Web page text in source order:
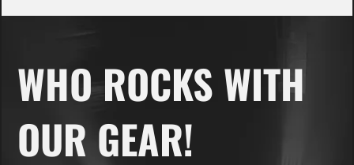
WHO ROCKS WITH
OUR GEAR!